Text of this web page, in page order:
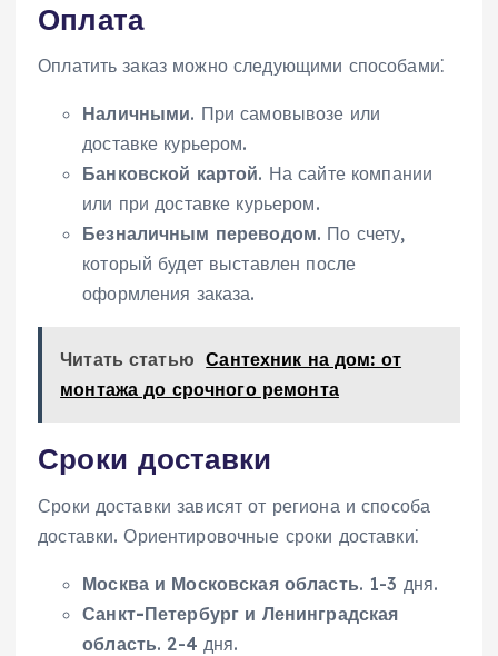
Оплата
Оплатить заказ можно следующими способами⁚
Наличными. При самовывозе или
доставке курьером.
Банковской картой. На сайте компании
или при доставке курьером.
Безналичным переводом. По счету,
который будет выставлен после
оформления заказа.
Читать статью Сантехник на дом: от
монтажа до срочного ремонта
Сроки доставки
Сроки доставки зависят от региона и способа
доставки. Ориентировочные сроки доставки⁚
Москва и Московская область. 1-3 дня.
Санкт-Петербург и Ленинградская
область. 2-4 дня.